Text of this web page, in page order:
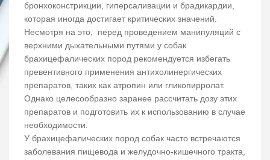
бронхоконстрикции, гиперсаливации и брадикардии,
которая иногда достигает критических значений.
Несмотря на это, перед проведением манипуляций с
верхними дыхательными путями у собак
брахицефалических пород рекомендуется избегать
превентивного применения антихолинергических
препаратов, таких как атропин или гликопирролат.
Однако целесообразно заранее рассчитать дозу этих
препаратов и подготовить их к использованию в случае
необходимости.
У брахицефалических пород собак часто встречаются
заболевания пищевода и желудочно-кишечного тракта,